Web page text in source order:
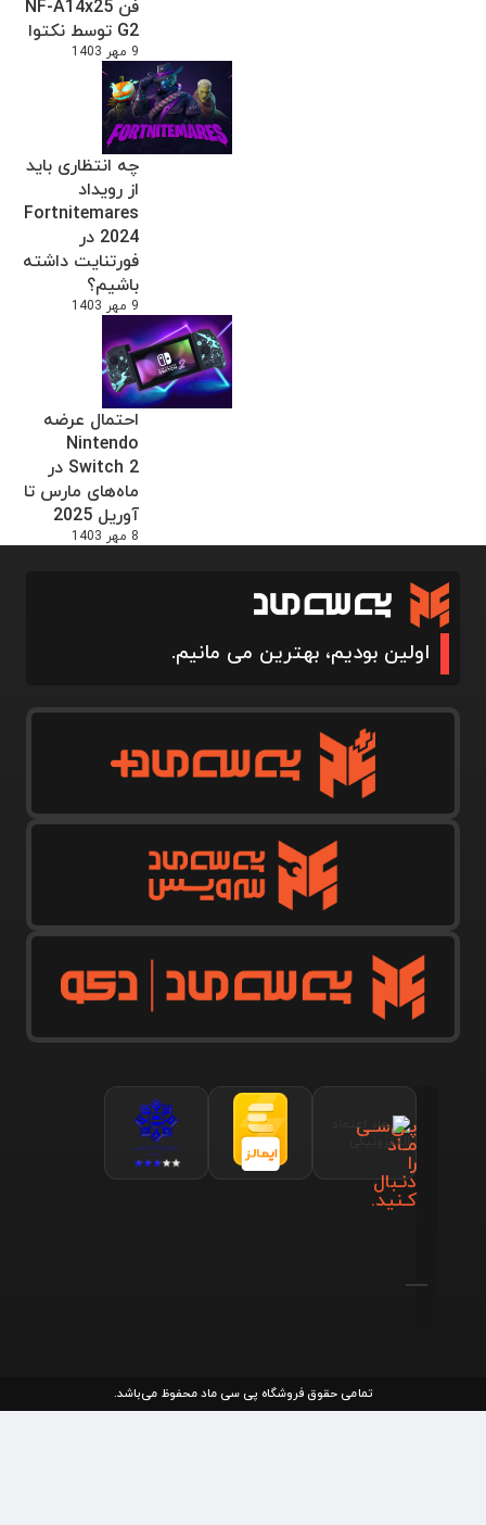
فن NF-A14x25
G2 توسط نکتوا
9 مهر 1403
چه انتظاری باید
از رویداد
Fortnitemares
2024 در
فورتنایت داشته
باشیم؟
9 مهر 1403
احتمال عرضه
Nintendo
Switch 2 در
ماه‌های مارس تا
آوریل 2025
8 مهر 1403
اولین بودیم، بهترین می مانیم.
پـی‌سـی
مـاد
را
دنـبال
کـنید.
تمامی حقوق فروشگاه پی سی ماد محفوظ می‌باشد.